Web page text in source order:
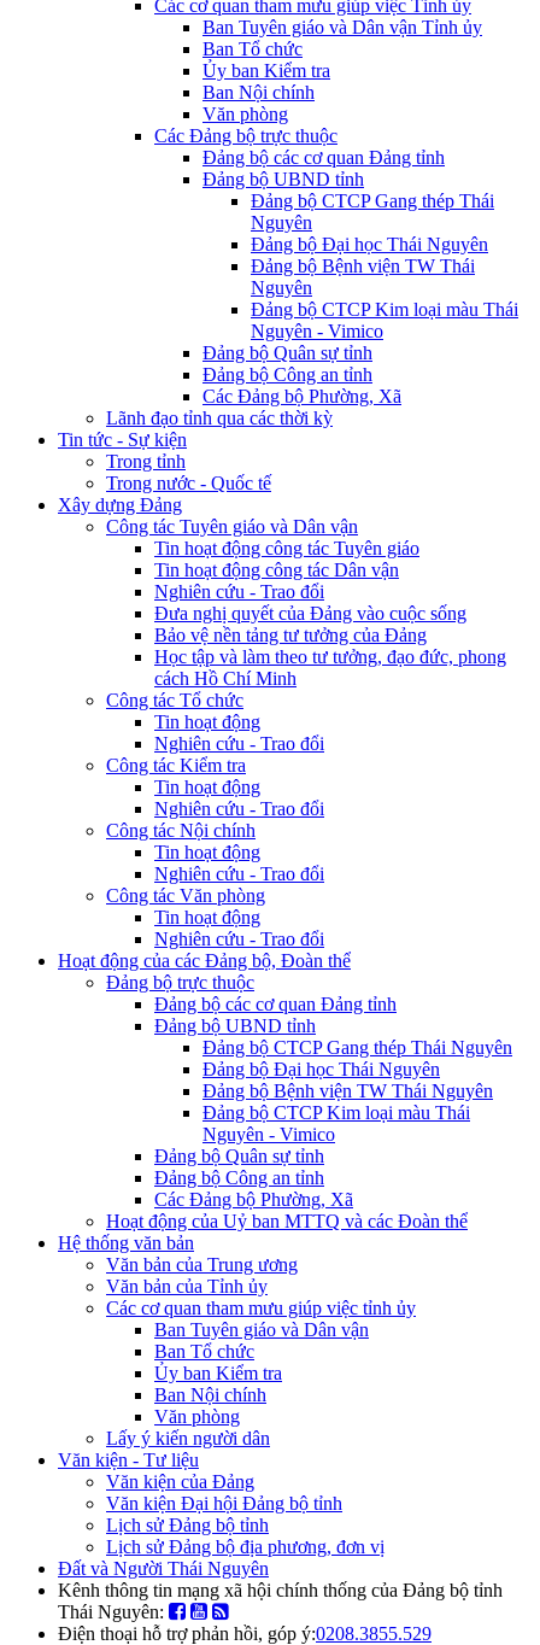
Các cơ quan tham mưu giúp việc Tỉnh ủy
Ban Tuyên giáo và Dân vận Tỉnh ủy
Ban Tổ chức
Ủy ban Kiểm tra
Ban Nội chính
Văn phòng
Các Đảng bộ trực thuộc
Đảng bộ các cơ quan Đảng tỉnh
Đảng bộ UBND tỉnh
Đảng bộ CTCP Gang thép Thái
Nguyên
Đảng bộ Đại học Thái Nguyên
Đảng bộ Bệnh viện TW Thái
Nguyên
Đảng bộ CTCP Kim loại màu Thái
Nguyên - Vimico
Đảng bộ Quân sự tỉnh
Đảng bộ Công an tỉnh
Các Đảng bộ Phường, Xã
Lãnh đạo tỉnh qua các thời kỳ
Tin tức - Sự kiện
Trong tỉnh
Trong nước - Quốc tế
Xây dựng Đảng
Công tác Tuyên giáo và Dân vận
Tin hoạt động công tác Tuyên giáo
Tin hoạt động công tác Dân vận
Nghiên cứu - Trao đổi
Đưa nghị quyết của Đảng vào cuộc sống
Bảo vệ nền tảng tư tưởng của Đảng
Học tập và làm theo tư tưởng, đạo đức, phong
cách Hồ Chí Minh
Công tác Tổ chức
Tin hoạt động
Nghiên cứu - Trao đổi
Công tác Kiểm tra
Tin hoạt động
Nghiên cứu - Trao đổi
Công tác Nội chính
Tin hoạt động
Nghiên cứu - Trao đổi
Công tác Văn phòng
Tin hoạt động
Nghiên cứu - Trao đổi
Hoạt động của các Đảng bộ, Đoàn thể
Đảng bộ trực thuộc
Đảng bộ các cơ quan Đảng tỉnh
Đảng bộ UBND tỉnh
Đảng bộ CTCP Gang thép Thái Nguyên
Đảng bộ Đại học Thái Nguyên
Đảng bộ Bệnh viện TW Thái Nguyên
Đảng bộ CTCP Kim loại màu Thái
Nguyên - Vimico
Đảng bộ Quân sự tỉnh
Đảng bộ Công an tỉnh
Các Đảng bộ Phường, Xã
Hoạt động của Uỷ ban MTTQ và các Đoàn thể
Hệ thống văn bản
Văn bản của Trung ương
Văn bản của Tỉnh ủy
Các cơ quan tham mưu giúp việc tỉnh ủy
Ban Tuyên giáo và Dân vận
Ban Tổ chức
Ủy ban Kiểm tra
Ban Nội chính
Văn phòng
Lấy ý kiến người dân
Văn kiện - Tư liệu
Văn kiện của Đảng
Văn kiện Đại hội Đảng bộ tỉnh
Lịch sử Đảng bộ tỉnh
Lịch sử Đảng bộ địa phương, đơn vị
Đất và Người Thái Nguyên
Kênh thông tin mạng xã hội chính thống của Đảng bộ tỉnh
Thái Nguyên:
Điện thoại hỗ trợ phản hồi, góp ý:0208.3855.529